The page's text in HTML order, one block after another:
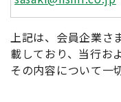
上記は、会員企業さ
載しており、当行お
その内容について一